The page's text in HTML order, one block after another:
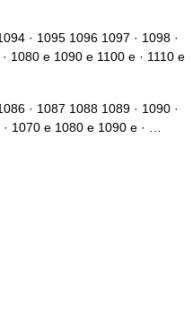
· 1095 1096 1097 · 1098 ·
1080 е 1090 е 1100 е · 1110 е
· 1087 1088 1089 · 1090 ·
· 1070 е 1080 е 1090 е · …